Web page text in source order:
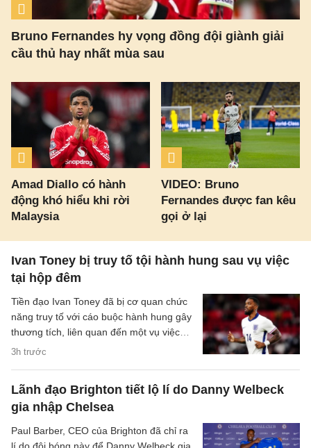
Bruno Fernandes hy vọng đồng đội giành giải
cầu thủ hay nhất mùa sau
Amad Diallo có hành
động khó hiểu khi rời
Malaysia
VIDEO: Bruno
Fernandes được fan kêu
gọi ở lại
Ivan Toney bị truy tố tội hành hung sau vụ việc
tại hộp đêm
3h trước
Tiền đạo Ivan Toney đã bị cơ quan chức
năng truy tố với cáo buộc hành hung gây
thương tích, liên quan đến một vụ việc
xảy ra tại hộp đêm vào tháng 12/2025.
Lãnh đạo Brighton tiết lộ lí do Danny Welbeck
gia nhập Chelsea
Paul Barber, CEO của Brighton đã chỉ ra
lí do đội bóng này để Danny Welbeck gia